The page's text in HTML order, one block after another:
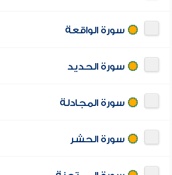
سورة الواقعة
سورة الحديد
سورة المجادلة
سورة الحشر